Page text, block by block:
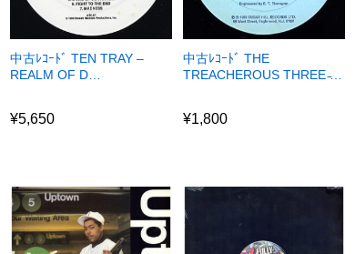
中古ﾚｺｰﾄﾞ TEN TRAY –
REALM OF D…
¥5,650
中古ﾚｺｰﾄﾞ THE
TREACHEROUS THREE ̵…
¥1,800